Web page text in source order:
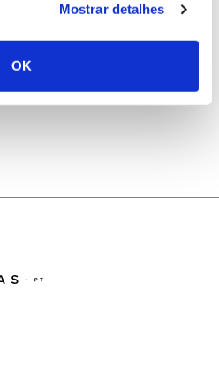
Mostrar detalhes
OK